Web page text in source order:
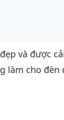
và được
làm cho đèn